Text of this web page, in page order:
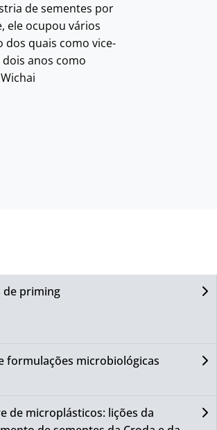
de sementes por
ele ocupou vários
dos quais como vice-
anos como
de priming
formulações microbiológicas
de microplásticos: lições da